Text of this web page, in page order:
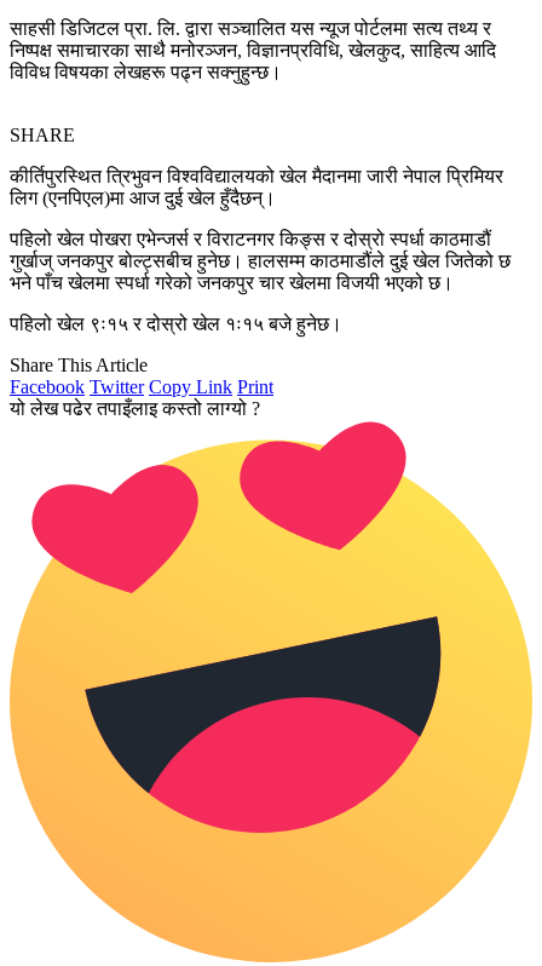
साहसी डिजिटल प्रा. लि. द्वारा सञ्चालित यस न्यूज पोर्टलमा सत्य तथ्य र
निष्पक्ष समाचारका साथै मनोरञ्जन, विज्ञानप्रविधि, खेलकुद, साहित्य आदि
विविध विषयका लेखहरू पढ्न सक्नुहुन्छ।
SHARE
कीर्तिपुरस्थित त्रिभुवन विश्वविद्यालयको खेल मैदानमा जारी नेपाल प्रिमियर
लिग (एनपिएल)मा आज दुई खेल हुँदैछन्।
पहिलो खेल पोखरा एभेन्जर्स र विराटनगर किङ्स र दोस्रो स्पर्धा काठमाडौं
गुर्खाज् जनकपुर बोल्ट्सबीच हुनेछ। हालसम्म काठमाडौंले दुई खेल जितेको छ
भने पाँच खेलमा स्पर्धा गरेको जनकपुर चार खेलमा विजयी भएको छ।
पहिलो खेल ९ः१५ र दोस्रो खेल १ः१५ बजे हुनेछ।
Share This Article
Facebook Twitter Copy Link Print
यो लेख पढेर तपाइँलाइ कस्तो लाग्यो ?